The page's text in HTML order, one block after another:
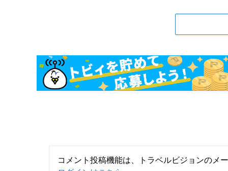
コメント投稿機能は、トラベルビジョンのメ